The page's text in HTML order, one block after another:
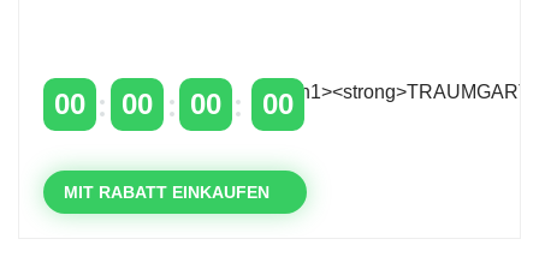
00 00 00 00
MIT RABATT EINKAUFEN